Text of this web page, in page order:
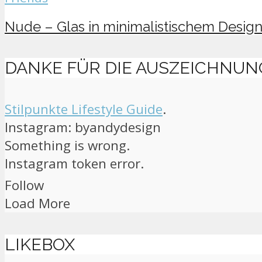
Nude – Glas in minimalistischem Design
DANKE FÜR DIE
Stilpunkte Lifestyle Guide.
Instagram: byandydesign
Something is wrong.
Instagram token error.
Follow
Load More
LIKEBOX